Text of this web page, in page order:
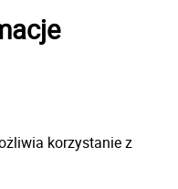
korzystanie z